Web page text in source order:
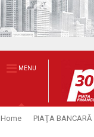
MENU
Home PIAŢA BANCARĂ